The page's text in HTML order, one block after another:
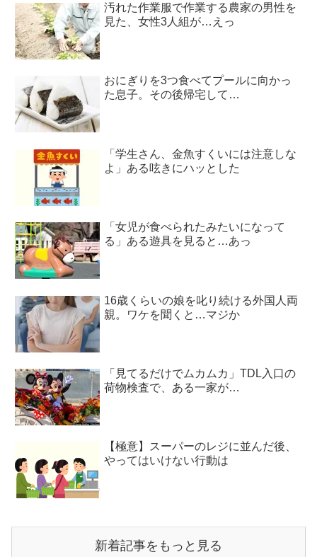
汚れた作業服で作業する農家の男性を
見た、女性3人組が…えっ
おにぎりを3つ食べてプールに向かっ
た息子。その後帰宅して…
「学生さん、金魚すくいには注意しな
よ」ある呟きにハッとした
「女児が食べられたみたいになって
る」ある遊具を見ると…あっ
16歳くらいの娘を叱り続ける外国人両
親。ワケを聞くと…マジか
「見てるだけでムカムカ」TDL入口の
荷物検査で、ある一家が…
【極意】スーパーのレジに並んだ後、
やってはいけない行動は
新着記事をもっと見る